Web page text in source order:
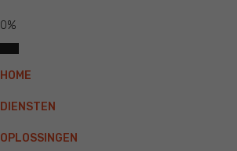
0%
HOME
DIENSTEN
OPLOSSINGEN